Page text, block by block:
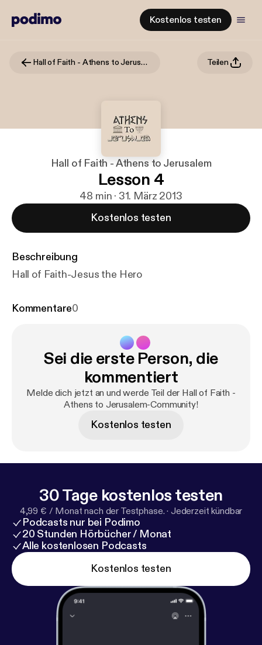
Kostenlos testen
Hall of Faith - Athens to Jerusalem Teilen
Hall of Faith - Athens to Jerusalem
Lesson 4
48 min · 31. März 2013
Kostenlos testen
Beschreibung
Hall of Faith-Jesus the Hero
Kommentare0
Sei die erste Person, die
kommentiert
Melde dich jetzt an und werde Teil der Hall of Faith -
Athens to Jerusalem-Community!
Kostenlos testen
30 Tage kostenlos testen
4,99 € / Monat nach der Testphase. · Jederzeit kündbar
Podcasts nur bei Podimo
20 Stunden Hörbücher / Monat
Alle kostenlosen Podcasts
Kostenlos testen